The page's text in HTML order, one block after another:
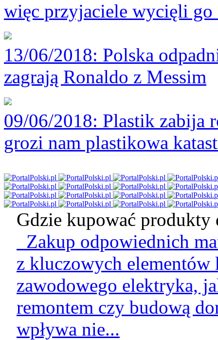
więc przyjaciele wycięli go
13/06/2018: Polska
zagrają Ronaldo z Messim
09/06/2018: Plastik zabija
grozi nam plastikowa
Gdzie kupować produkty
Zakup odpowiednich
z kluczowych
zawodowego elektryka,
remontem czy budową
wpływa nie...